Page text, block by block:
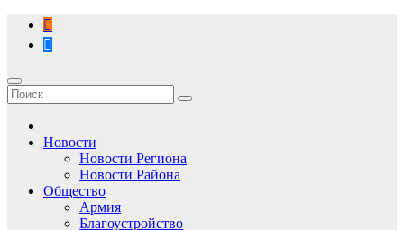
Перейти
содержимому
Новости
Новости Региона
Новости Района
Общество
Армия
Благоустройство